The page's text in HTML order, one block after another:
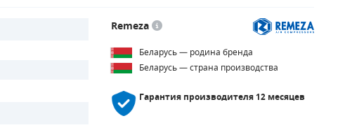
Remeza
Беларусь — родина бренда
Беларусь — страна производства
Гарантия производителя12 месяцев